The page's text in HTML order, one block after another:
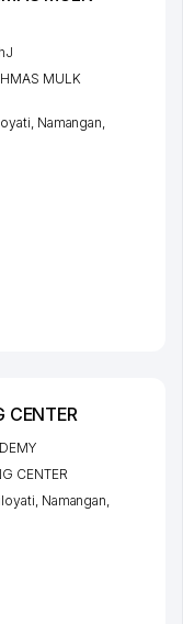
MULK
, Namangan,
CENTER
CENTER
, Namangan,